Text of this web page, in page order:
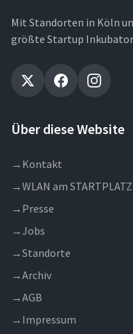
Mit Standorten in Köln
größte Startup Inkubator
Über diese Website
→ Kontakt
→WLAN am
→ Presse
→Jobs
→Standorte
→Archiv
→AGB
→ Impressum